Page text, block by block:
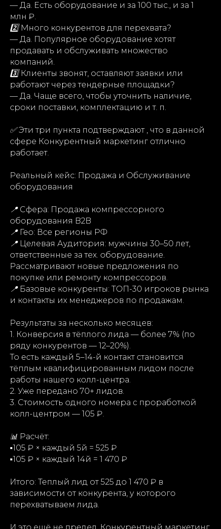
— Да. Есть оборудование и за 100 тыс., и за 1
млн ₽.
2️⃣Много конкурентов для перехвата?
— Да. Популярное оборудование хотят
продавать и обслуживать множество
компаний.
3️⃣Клиенты звонят, оставляют заявки или
работают через тендерные площадки?
— Да. Чаще всего, чтобы уточнить наличие,
сроки поставки, комплектацию и т. п.
✅Эти три пункта подтверждают , что в данной
сфере Конкурентный маркетинг отлично
работает.
Реальный кейс: Продажа и Обслуживание
оборудования
📍Сфера: Продажа компрессорного
оборудования B2B
📍Гео: Все регионы РФ
📍Целевая Аудитория: мужчины 30–50 лет,
ответственные за тех. оборудование.
Рассматривают новые предложения по
покупке или ремонту компрессоров.
📍Базовые конкуренты: ТОП-30 игроков рынка
и контакты их менеджеров по продажам.
Результаты за несколько месяцев:
1. Конверсия в тёплого лида — более 7% (по
ряду конкурентов — 12–20%).
То есть каждый 5–14-й контакт становится
тёплым квалифицированным лидом после
работы нашего колл-центра.
2. Уже передано 70+ лидов.
3. Стоимость одного номера с проработкой
колл-центром — 105 ₽.
📊 Расчёт:
▪️105 ₽ × каждый 5й = 525 ₽
▪️105 ₽ × каждый 14й = 1 470 ₽
Итого: Теплый лид от 525 до 1 470 ₽ в
зависимости от конкурента, у которого
перехватываем лида.